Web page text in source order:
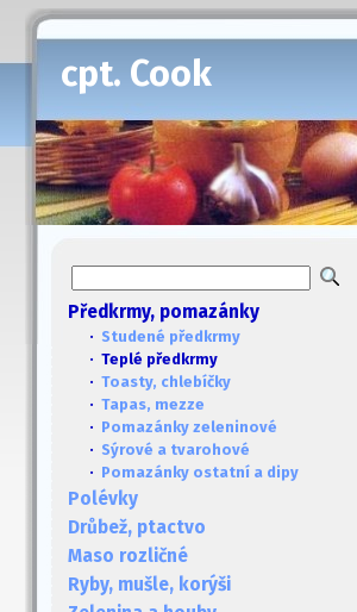
cpt. Cook
Předkrmy, pomazánky
· Studené předkrmy
· Teplé předkrmy
· Toasty, chlebíčky
· Tapas, mezze
· Pomazánky zeleninové
· Sýrové a tvarohové
· Pomazánky ostatní a dipy
Polévky
Drůbež, ptactvo
Maso rozličné
Ryby, mušle, korýši